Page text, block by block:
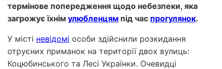
термінове попередження щодо небезпеки, яка
загрожує їхнім улюбленцям під час прогулянок.
У місті невідомі особи здійснили розкидання
отруєних приманок на території двох вулиць:
Коцюбинського та Лесі Українки. Очевидці